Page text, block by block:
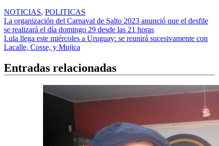
NOTICIAS, POLITICAS
Navegación
de
entradas
La organización del Carnaval de Salto 2023 anunció que el desfile
se realizará el día domingo 29 desde las 21 horas
Lula llega este miércoles a Uruguay: se reunirá sucesivamente con
Lacalle, Cosse, y Mujica
Entradas relacionadas